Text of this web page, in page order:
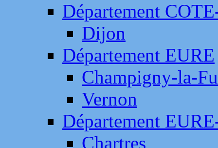
Département
Dijon
Département EURE
Champigny-la-
Vernon
Département
Chartres